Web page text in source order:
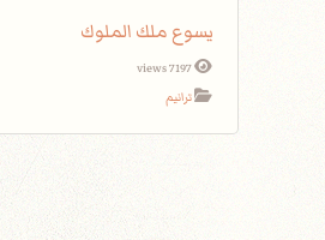
يسوع ملك الملوك
7197 views
ترانيم